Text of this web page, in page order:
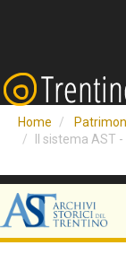
Home
Il sistema AST